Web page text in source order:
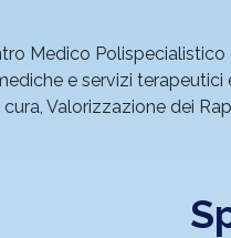
Medico
e servizi
Valorizzazione dei